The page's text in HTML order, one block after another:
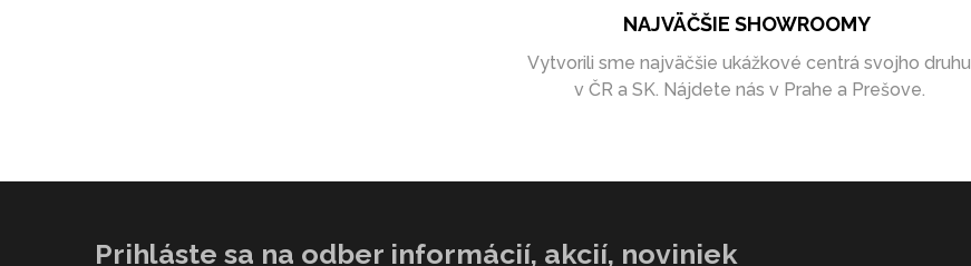
NAJVÄČŠIE SHOWROOMY
Vytvorili sme najväčšie ukážkové centrá svojho druhu
v ČR a SK. Nájdete nás v Prahe a Prešove.
Prihláste sa na odber informácií, akcií, noviniek